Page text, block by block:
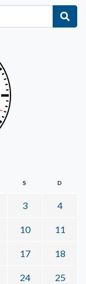
S D
3 4
10 11
17 18
24 25